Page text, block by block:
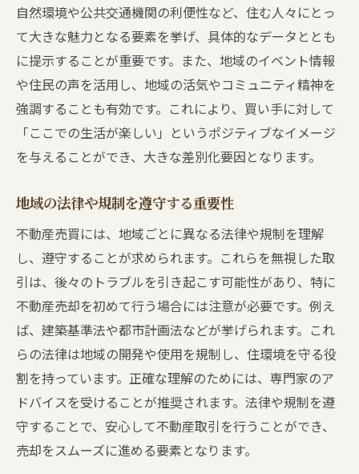
自然環境や公共交通機関の利便性など、住む人々にとっ
て大きな魅力となる要素を挙げ、具体的なデータととも
に提示することが重要です。また、地域のイベント情報
や住民の声を活用し、地域の活気やコミュニティ精神を
強調することも有効です。これにより、買い手に対して
「ここでの生活が楽しい」というポジティブなイメージ
を与えることができ、大きな差別化要因となります。
地域の法律や規制を遵守する重要性
不動産売買には、地域ごとに異なる法律や規制を理解
し、遵守することが求められます。これらを無視した取
引は、後々のトラブルを引き起こす可能性があり、特に
不動産売却を初めて行う場合には注意が必要です。例え
ば、建築基準法や都市計画法などが挙げられます。これ
らの法律は地域の開発や使用を規制し、住環境を守る役
割を持っています。正確な理解のためには、専門家のア
ドバイスを受けることが推奨されます。法律や規制を遵
守することで、安心して不動産取引を行うことができ、
売却をスムーズに進める要素となります。